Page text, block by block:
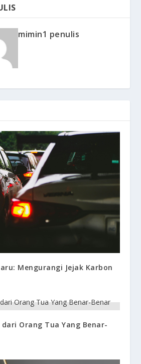
mimin1 penulis
Mengurangi Jejak Karbon
Orang Tua Yang Benar-